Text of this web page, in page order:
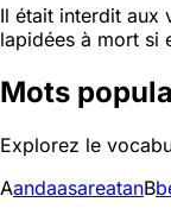
Il était interdit aux
lapidées à mort si
Mots
Explorez le
AandaasareatanB